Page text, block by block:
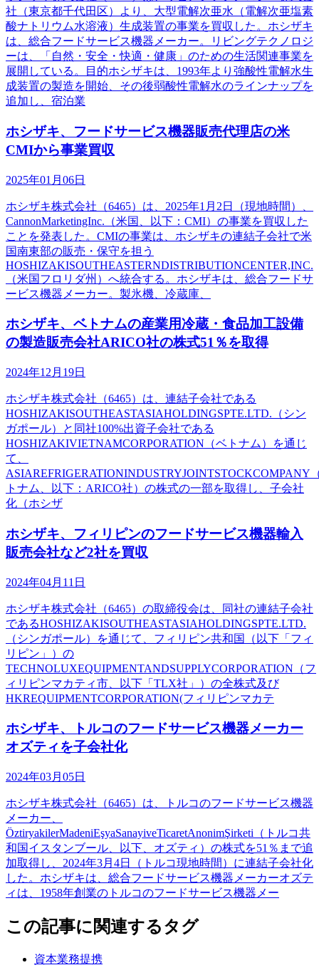
社（東京都千代田区）より、大型電解次亜水（電解次亜塩素
酸ナトリウム水溶液）生成装置の事業を買収した。ホシザキ
は、総合フードサービス機器メーカー。リビングテクノロジ
ーは、「自然・安全・快適・健康」のための生活関連事業を
展開している。目的ホシザキは、1993年より強酸性電解水生
成装置の製造を開始、その後弱酸性電解水のラインナップを
追加し、宿泊業
ホシザキ、フードサービス機器販売代理店の米
CMIから事業買収
2025年01月06日
ホシザキ株式会社（6465）は、2025年1月2日（現地時間）、
CannonMarketingInc.（米国、以下：CMI）の事業を買収した
ことを発表した。CMIの事業は、ホシザキの連結子会社で米
国南東部の販売・保守を担う
HOSHIZAKISOUTHEASTERNDISTRIBUTIONCENTER,INC.
（米国フロリダ州）へ統合する。ホシザキは、総合フードサ
ービス機器メーカー。製氷機、冷蔵庫、
ホシザキ、ベトナムの産業用冷蔵・食品加工設備
の製造販売会社ARICO社の株式51％を取得
2024年12月19日
ホシザキ株式会社（6465）は、連結子会社である
HOSHIZAKISOUTHEASTASIAHOLDINGSPTE.LTD.（シン
ガポール）と同社100%出資子会社である
HOSHIZAKIVIETNAMCORPORATION（ベトナム）を通じ
て、
ASIAREFRIGERATIONINDUSTRYJOINTSTOCKCOMPANY
トナム、以下：ARICO社）の株式の一部を取得し、子会社
化（ホシザ
ホシザキ、フィリピンのフードサービス機器輸入
販売会社など2社を買収
2024年04月11日
ホシザキ株式会社（6465）の取締役会は、同社の連結子会社
であるHOSHIZAKISOUTHEASTASIAHOLDINGSPTE.LTD.
（シンガポール）を通じて、フィリピン共和国（以下「フィ
リピン」）の
TECHNOLUXEQUIPMENTANDSUPPLYCORPORATION（フ
ィリピンマカティ市、以下「TLX社」）の全株式及び
HKREQUIPMENTCORPORATION(フィリピンマカテ
ホシザキ、トルコのフードサービス機器メーカー
オズティを子会社化
2024年03月05日
ホシザキ株式会社（6465）は、トルコのフードサービス機器
メーカー、
ÖztiryakilerMadeniEşyaSanayiveTicaretAnonimŞirketi（トルコ共
和国イスタンブール、以下、オズティ）の株式を51％まで追
加取得し、2024年3月4日（トルコ現地時間）に連結子会社化
した。ホシザキは、総合フードサービス機器メーカーオズテ
ィは、1958年創業のトルコのフードサービス機器メー
この記事に関連するタグ
資本業務提携